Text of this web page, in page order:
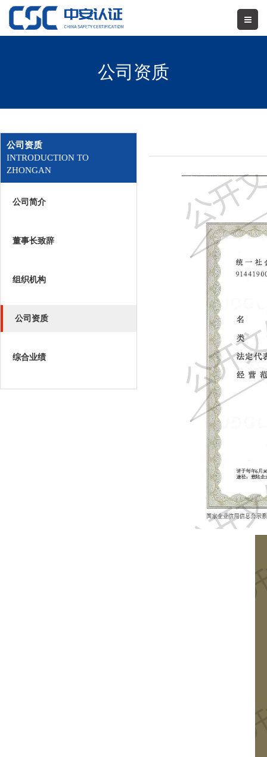
公司资质
公司资质
INTRODUCTION TO
ZHONGAN
公司简介
董事长致辞
组织机构
公司资质
综合业绩